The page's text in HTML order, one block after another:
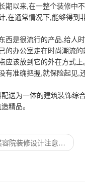
以来,在一整个装修
在通常情况下,能够得到
是很流行的产品,给人
办公室走在时尚潮流
该放到它的外在方式上。
准确把握,就保险起
送为一体的建筑装饰综
精品。
装修设计注意事项